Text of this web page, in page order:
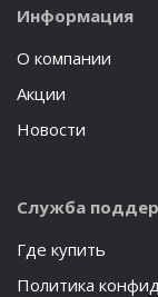
Информация
О компании
Акции
Новости
Служба
Где купить
Политика